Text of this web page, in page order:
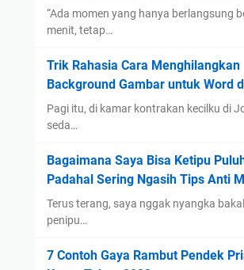
“Ada momen yang hanya berlangsung
menit, tetap…
Trik Rahasia Cara Menghilangkan
Background Gambar untuk Word
Pagi itu, di kamar kontrakan kecilku di
seda…
Bagaimana Saya Bisa Ketipu
Padahal Sering Ngasih Tips Anti
Terus terang, saya nggak nyangka
penipu…
7 Contoh Gaya Rambut Pendek